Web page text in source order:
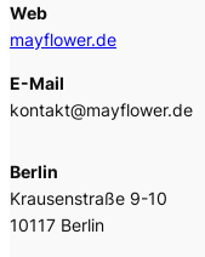
Web
mayflower.de
E-Mail
kontakt@mayflower.de
Berlin
Krausenstraße 9-10
10117 Berlin